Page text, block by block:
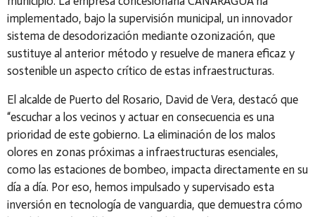
implementado, bajo la supervisión municipal, un innovador
sistema de desodorización mediante ozonización, que
sustituye al anterior método y resuelve de manera eficaz y
sostenible un aspecto crítico de estas infraestructuras.
El alcalde de Puerto del Rosario, David de Vera, destacó que
“escuchar a los vecinos y actuar en consecuencia es una
prioridad de este gobierno. La eliminación de los malos
olores en zonas próximas a infraestructuras esenciales,
como las estaciones de bombeo, impacta directamente en su
día a día. Por eso, hemos impulsado y supervisado esta
inversión en tecnología de vanguardia, que demuestra cómo